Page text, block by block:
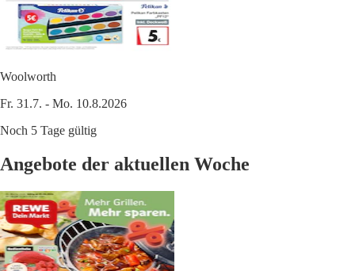
Woolworth
Fr. 31.7. - Mo. 10.8.2026
Noch 5 Tage gültig
Angebote der aktuellen Woche